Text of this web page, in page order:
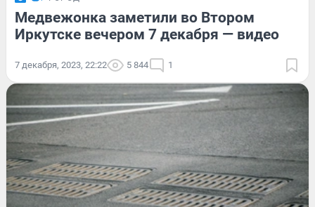
Медвежонка заметили во Втором
Иркутске вечером 7 декабря — видео
7 декабря, 2023, 22:22 5 844 1